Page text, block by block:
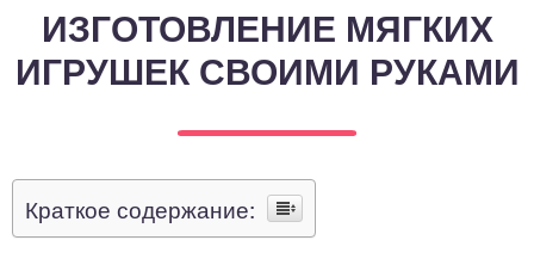
ИЗГОТОВЛЕНИЕ МЯГКИХ
ИГРУШЕК СВОИМИ РУКАМИ
Краткое содержание: